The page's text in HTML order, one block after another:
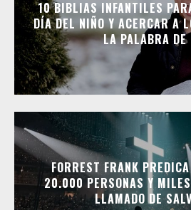
10 BIBLIAS INFANTILES
DÍA DEL NIÑO Y ACERCAR A
LA PALABRA DE
FORREST FRANK
20.000 PERSONAS Y
LLAMADO DE